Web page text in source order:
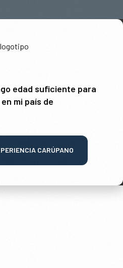
edad suficiente para
mi país de
CARÚPANO